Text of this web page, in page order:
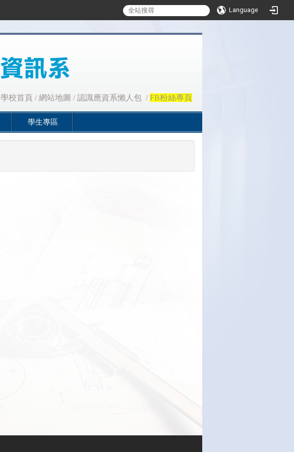
Language
學校首頁 /網站地圖 /認識應資系懶人包 /FB粉絲專頁
學生專區